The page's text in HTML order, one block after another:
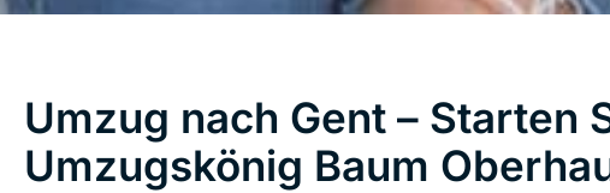
Umzug nach Gent – Starten
Umzugskönig Baum